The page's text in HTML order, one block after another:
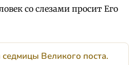
со слезами просит Его
Великого поста.